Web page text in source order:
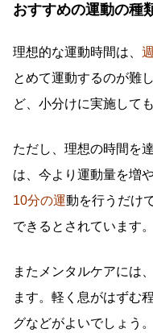
おすすめの運動の種
理想的な運動時間は、
とめて運動するのが難
ど、小分けに実施して
ただし、理想の時間を
は、今より運動量を増
10分の運動を行うだけ
できるとされています。
またメンタルケアには
ます。軽く息がはずむ
グなどがよいでしょう。